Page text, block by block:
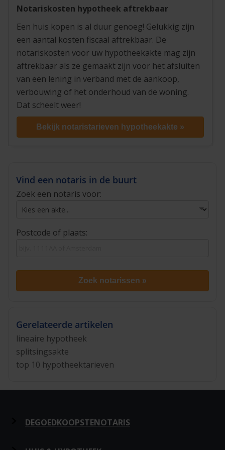
Notariskosten hypotheek aftrekbaar
Een huis kopen is al duur genoeg! Gelukkig zijn
een aantal kosten fiscaal aftrekbaar. De
notariskosten voor uw hypotheekakte mag zijn
aftrekbaar als ze gemaakt zijn voor het afsluiten
van een lening in verband met de aankoop,
verbouwing of het onderhoud van de woning.
Dat scheelt weer!
Bekijk notaristarieven hypotheekakte »
Vind een notaris in de buurt
Zoek een notaris voor:
Postcode of plaats:
Zoek notarissen »
Gerelateerde artikelen
lineaire hypotheek
splitsingsakte
top 10 hypotheektarieven
DEGOEDKOOPSTENOTARIS